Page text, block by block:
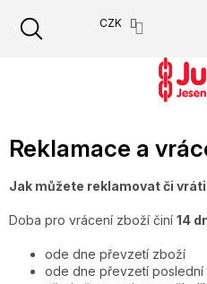
obsah
CZK
Reklamace a
Jak můžete reklamovat či
Doba pro vrácení zboží činí 14
ode dne převzetí zboží
ode dne převzetí